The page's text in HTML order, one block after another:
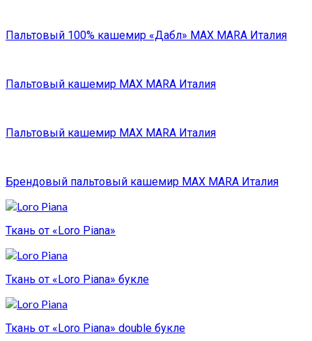
Пальтовый 100% кашемир «Дабл» MAX MARA Италия
Пальтовый кашемир MAX MARA Италия
Пальтовый кашемир MAX MARA Италия
Брендовый пальтовый кашемир MAX MARA Италия
Ткань от «Loro Piana»
Ткань от «Loro Piana» букле
Ткань от «Loro Piana» double букле